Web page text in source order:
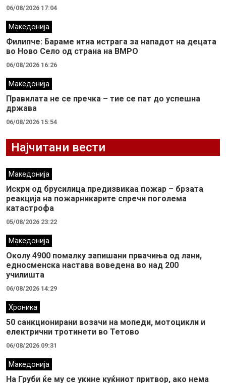
06/08/2026 17:04
Македонија
Филипче: Бараме итна истрага за нападот на децата
во Ново Село од страна на ВМРО
06/08/2026 16:26
Македонија
Правилата не се пречка – тие се пат до успешна
држава
06/08/2026 15:54
Најчитани вести
Македонија
Искри од брусилица предизвикаа пожар – брзата
реакција на пожарникарите спречи поголема
катастрофа
05/08/2026 23:22
Македонија
Околу 4900 помалку запишани првачиња од лани,
едносменска настава воведена во над 200
училишта
06/08/2026 14:29
Хроника
50 санкционирани возачи на мопеди, мотоцикли и
електрични тротинети во Тетово
06/08/2026 09:31
Македонија
На Груби ќе му се укине куќниот притвор, ако нема